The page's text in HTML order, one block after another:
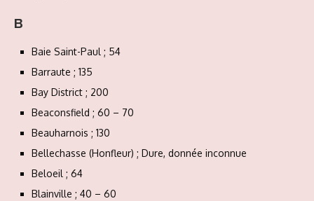
B
Baie Saint-Paul ; 54
Barraute ; 135
Bay District ; 200
Beaconsfield ; 60 – 70
Beauharnois ; 130
Bellechasse (Honfleur) ; Dure, donnée inconnue
Beloeil ; 64
Blainville ; 40 – 60